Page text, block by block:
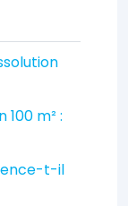
m² :
t-il